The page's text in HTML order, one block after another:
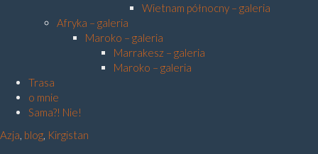
Wietnam północny – galeria
Afryka – galeria
Maroko – galeria
Marrakesz – galeria
Maroko – galeria
Trasa
o mnie
Sama?! Nie!
Azja blog Kirgistan